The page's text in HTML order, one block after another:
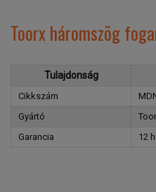
Toorx háromszög
Tulajdonság
Cikkszám
Gyártó
Garancia
12